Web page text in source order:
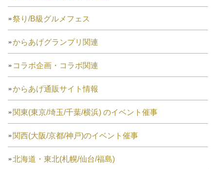
祭り/B級グルメフェス
からあげグランプリ関連
コラボ企画・コラボ関連
からあげ通販サイト情報
関東(東京/埼玉/千葉/横浜) のイベント催事
関西(大阪/京都/神戸)のイベント催事
北海道・東北(札幌/仙台/福島)